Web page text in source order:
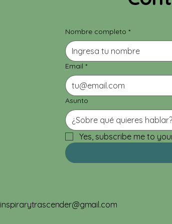
Nombre completo *
Email *
Asunto
Yes, subscribe me to
inspirarytrascender@gmail.com